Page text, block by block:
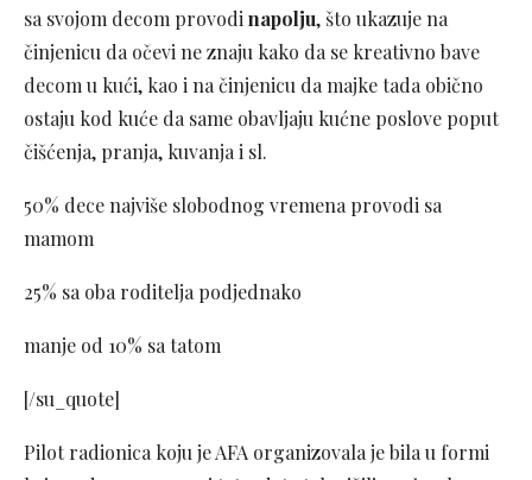
sa svojom decom provodinapolju, što ukazuje na
činjenicu da očevi ne znaju kako da se kreativno bave
decom u kući, kao i na činjenicu da majke tada obično
ostaju kod kuće da same obavljaju kućne poslove poput
čišćenja, pranja, kuvanja i sl.
50% dece najviše slobodnog vremena provodi sa
mamom
25% sa oba roditelja podjednako
manje od 10% sa tatom
[/su_quote]
Pilot radionica koju je AFA organizovala je bila u formi